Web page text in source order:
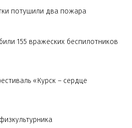
потушили два пожара
155 вражеских беспилотников
«Курск – сердце